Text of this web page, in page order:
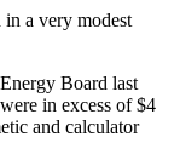
a very modest
Board last
in excess of $4
and calculator